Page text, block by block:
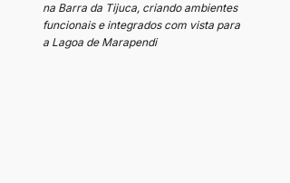
na Barra da Tijuca, criando ambientes
funcionais e integrados com vista para
a Lagoa de Marapendi